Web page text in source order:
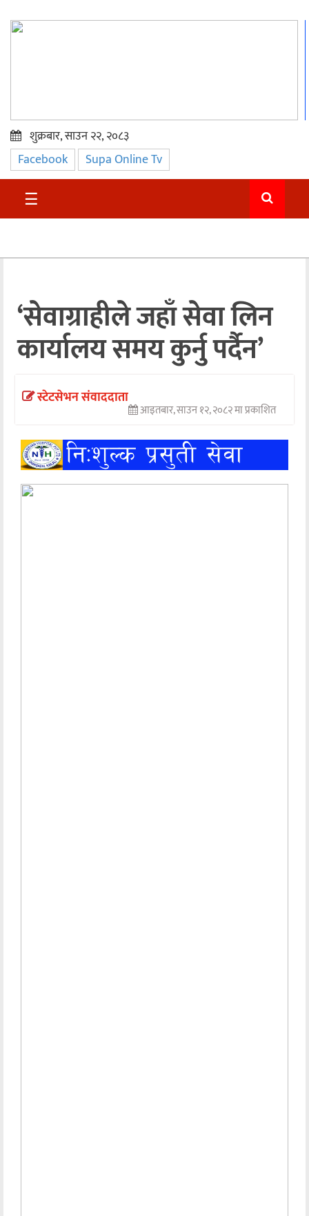
प्रमुख
समाचार
सुदुर
अन्तराष्ट्रिय
अन्तर्वार्ता
अर्थ
खेलकुद
अन्य
शुक्रबार, साउन २२, २०८३
Facebook Supa Online Tv
☰
‘सेवाग्राहीले जहाँ सेवा लिन
कार्यालय समय कुर्नु पर्दैन’
स्टेटसेभन संवाददाता
आइतबार, साउन १२, २०८२ मा प्रकाशित